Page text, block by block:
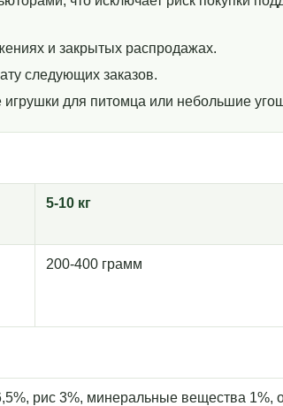
и закрытых распродажах.
следующих заказов.
для питомца или небольшие
5-10 кг
200-400 грамм
рис 3%, минеральные вещества 1%,